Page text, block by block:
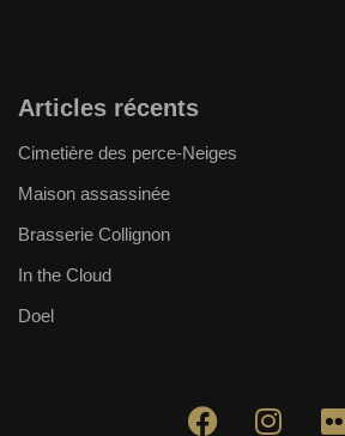
Articles récents
Cimetière des perce-Neiges
Maison assassinée
Brasserie Collignon
In the Cloud
Doel